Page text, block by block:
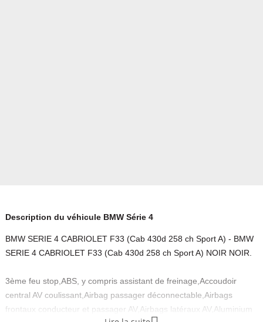
Description du véhicule BMW Série 4
BMW SERIE 4 CABRIOLET F33 (Cab 430d 258 ch Sport A) - BMW
SERIE 4 CABRIOLET F33 (Cab 430d 258 ch Sport A) NOIR NOIR.
3ème feu stop,ABS, y compris assistant de freinage,Accoudoir
central AV coulissant,Airbag passager déconnectable,Airbags
frontaux conducteur et passager AV,Airbags latéraux AV,Aluminium